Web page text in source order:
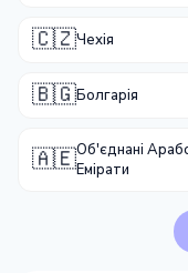
🇨🇿Чехія
🇧🇬Болгарія
🇦🇪Об'єднані
Емірати